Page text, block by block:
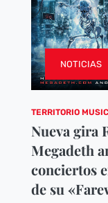
NOTICIAS
TERRITORIO MUSIC
Nueva gira
Megadeth
conciertos
de su